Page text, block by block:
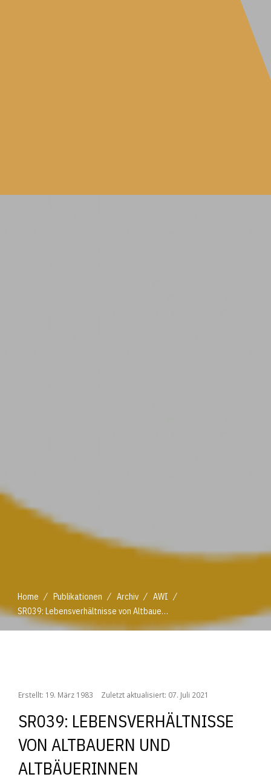
Home / Publikationen / Archiv / AWI /
SR039: Lebensverhältnisse von Altbauern und Altbäuerinnen
Erstellt: 19. März 1983 Zuletzt aktualisiert: 07. Juli 2021
SR039: LEBENSVERHÄLTNISSE
VON ALTBAUERN UND
ALTBÄUERINNEN